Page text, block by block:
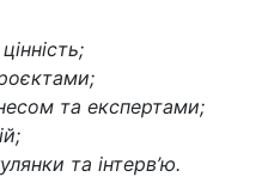
та експертами;
та інтерв’ю.